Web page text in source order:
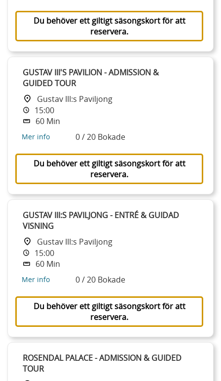
Du behöver ett giltigt säsongskort för att
reservera.
GUSTAV III'S PAVILION - ADMISSION &
GUIDED TOUR
Gustav III:s Paviljong
15:00
60 Min
Mer info 0 / 20 Bokade
Du behöver ett giltigt säsongskort för att
reservera.
GUSTAV III:S PAVILJONG - ENTRÉ & GUIDAD
VISNING
Gustav III:s Paviljong
15:00
60 Min
Mer info 0 / 20 Bokade
Du behöver ett giltigt säsongskort för att
reservera.
ROSENDAL PALACE - ADMISSION & GUIDED
TOUR